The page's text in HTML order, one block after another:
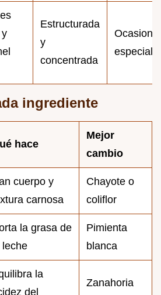
Estructurada
y
concentrada
ingrediente
hace
Mejor
cambio
cuerpo y
carnosa
Chayote o
coliflor
la grasa de
leche
Pimienta
blanca
la
del
Zanahoria